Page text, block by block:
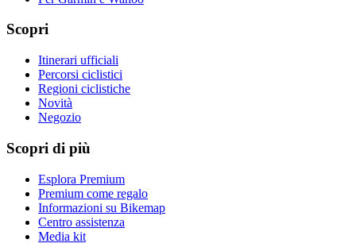
Scopri
Itinerari ufficiali
Percorsi ciclistici
Regioni ciclistiche
Novità
Negozio
Scopri di più
Esplora Premium
Premium come regalo
Informazioni su Bikemap
Centro assistenza
Media kit